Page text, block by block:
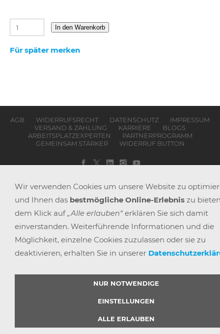
In den Warenkorb
Für später merken
AGB WIDERRUFSRECHT DATENSCHUTZ
IMPRESSUM
VERSAND & ZAHLUNG
KARRIERE
BLOGS
ARBEITSPLATZEXPERTEN
PARTNERPROGRAMM
GEMEINSAM STÄRKER
WIDERRUF BUTTON
© 2025 |BÜRO POINT GMBH
Wir verwenden Cookies um unsere Website zu
und Ihnen das bestmögliche Online-Erlebnis zu
dem Klick auf„Alle erlauben“ erklären Sie sich damit
einverstanden. Weiterführende Informationen und die
Möglichkeit, einzelne Cookies zuzulassen oder sie zu
deaktivieren, erhalten Sie in unserer
NUR NOTWENDIGE
EINSTELLUNGEN
ALLE ERLAUBEN